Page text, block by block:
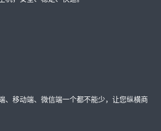
、移动端、微信端一个都不能少，让您纵横商